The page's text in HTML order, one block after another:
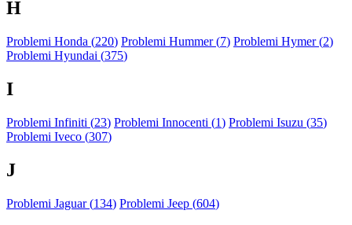
H
Problemi Honda (220) Problemi Hummer (7) Problemi Hymer (2)
Problemi Hyundai (375)
I
Problemi Infiniti (23) Problemi Innocenti (1) Problemi Isuzu (35)
Problemi Iveco (307)
J
Problemi Jaguar (134) Problemi Jeep (604)